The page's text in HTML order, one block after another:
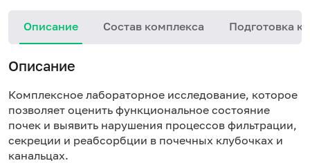
Описание Состав комплекса Подготовка к
Описание
Комплексное лабораторное исследование, которое
позволяет оценить функциональное состояние
почек и выявить нарушения процессов фильтрации,
секреции и реабсорбции в почечных клубочках и
канальцах.